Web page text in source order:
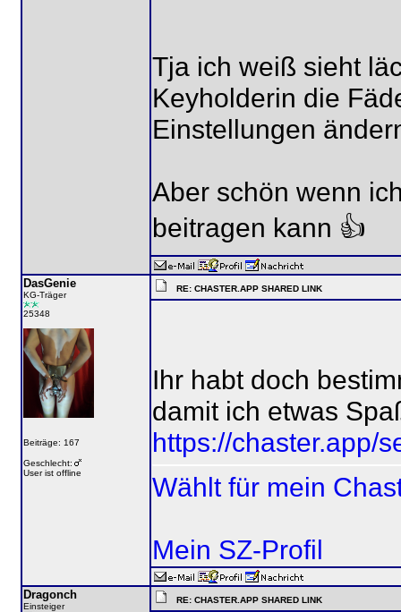
Tja ich weiß sieht
Keyholderin die
Einstellungen
Aber schön wenn
beitragen kann 👍
DasGenie
KG-Träger
25348
Beiträge: 167
Geschlecht:
User ist offline
RE: CHASTER.APP SHARED LINK
Ihr habt doch
damit ich etwas
https://chaster.app/
Wählt für mein
Mein SZ-Profil
Dragonch
Einsteiger
RE: CHASTER.APP SHARED LINK